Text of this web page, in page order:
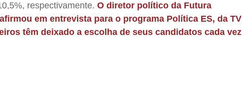
respectivamente. O diretor político da Futura
em entrevista para o programa Política ES, da TV
têm deixado a escolha de seus candidatos cada vez